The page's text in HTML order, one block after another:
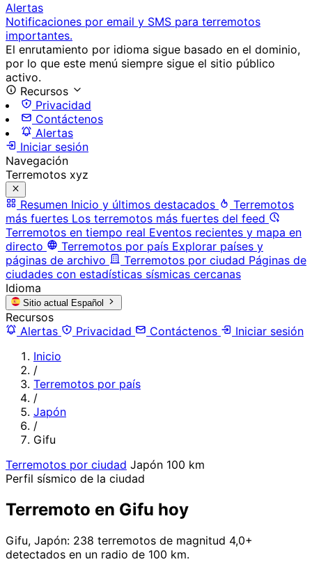
Alertas
Notificaciones por email y SMS para terremotos
importantes.
El enrutamiento por idioma sigue basado en el dominio,
por lo que este menú siempre sigue el sitio público
activo.
Recursos
Privacidad
Contáctenos
Alertas
Iniciar sesión
Navegación
Terremotos xyz
Resumen Inicio y últimos destacados
Terremotos
más fuertes Los terremotos más fuertes del feed
Terremotos en tiempo real Eventos recientes y mapa en
directo
Terremotos por país Explorar países y
páginas de archivo
Terremotos por ciudad Páginas de
ciudades con estadísticas sísmicas cercanas
Idioma
Sitio actual Español
Recursos
Alertas
Privacidad Contáctenos
Iniciar sesión
Inicio
/
Terremotos por país
/
Japón
/
Gifu
Terremotos por ciudad Japón 100 km
Perfil sísmico de la ciudad
Terremoto en Gifu hoy
Gifu, Japón: 238 terremotos de magnitud 4,0+
detectados en un radio de 100 km.